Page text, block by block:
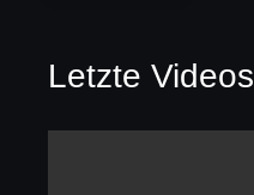
Letzte Videos